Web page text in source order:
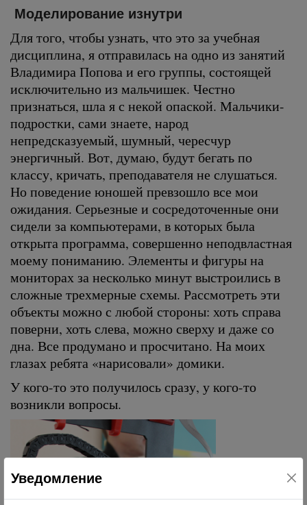
Моделирование изнутри
Для того, чтобы узнать, что это за учебная
дисциплина, я отправилась на одно из занятий
Владимира Попова и его группы, состоящей
исключительно из мальчишек. Честно
признаться, шла я с некой опаской. Мальчики-
подростки, сами знаете, народ
непредсказуемый, шумный, чересчур
энергичный. Вот, думаю, будут бегать по
классу, кричать, преподавателя не слушаться.
Но поведение юношей превзошло все мои
ожидания. Серьезные и сосредоточенные они
сидели за компьютерами, в которых была
открыта программа, совершенно неподвластная
моему пониманию. Элементы и фигуры на
мониторах за несколько минут выстроились в
сложные трехмерные схемы. Рассмотреть эти
объекты можно с любой стороны: хоть справа
поверни, хоть слева, можно сверху и даже со
дна. Все продумано и просчитано. На моих
глазах ребята «нарисовали» домики.
У кого-то это получилось сразу, у кого-то
возникли вопросы.
Уведомление